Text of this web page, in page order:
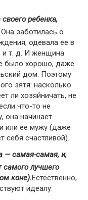
ребенка,
Она заботилась о
одевала ее в
и т. д. И женщина
было хорошо, даже
дом. Поэтому
зятя: насколько
ли хозяйничать, не
что-то не
она начинает
или ее мужу (даже
себя счастливой).
— самая-самая, и,
самого лучшего
коне).Естественно,
идеалу.